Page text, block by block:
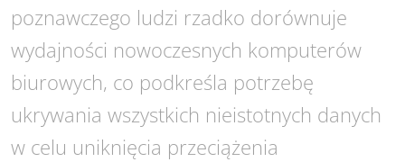
poznawczego ludzi rzadko dorównuje
wydajności nowoczesnych komputerów
biurowych, co podkreśla potrzebę
ukrywania wszystkich nieistotnych danych
w celu uniknięcia przeciążenia